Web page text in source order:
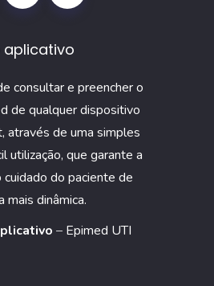
aplicativo
consultar e preencher o
de qualquer dispositivo
através de uma simples
utilização, que garante a
do paciente de
mais dinâmica.
– Epimed UTI